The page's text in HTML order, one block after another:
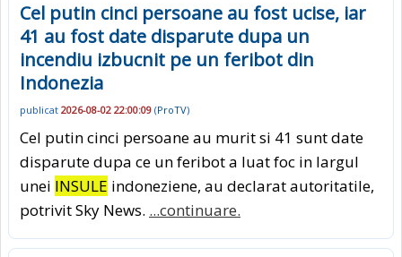
Cel putin cinci persoane au fost ucise, iar
41 au fost date disparute dupa un
incendiu izbucnit pe un feribot din
Indonezia
publicat 2026-08-02 22:00:09 (ProTV)
Cel putin cinci persoane au murit si 41 sunt date
disparute dupa ce un feribot a luat foc in largul
unei INSULE indoneziene, au declarat autoritatile,
potrivit Sky News. ...continuare.